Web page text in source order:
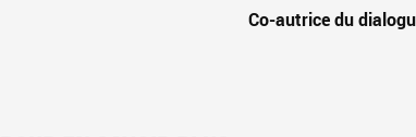
Co-autrice du